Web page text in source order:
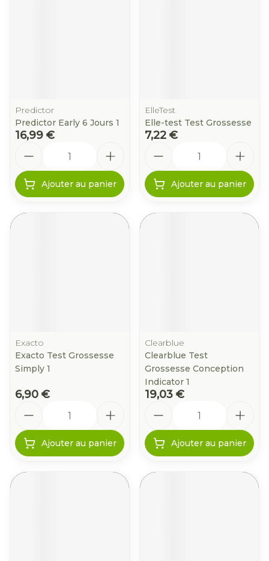
Predictor
Predictor Early 6 Jours 1
16,99 €
Ajouter au panier
ElleTest
Elle-test Test Grossesse
7,22 €
Ajouter au panier
Exacto
Exacto Test Grossesse
Simply 1
6,90 €
Ajouter au panier
Clearblue
Clearblue Test
Grossesse Conception
Indicator 1
19,03 €
Ajouter au panier